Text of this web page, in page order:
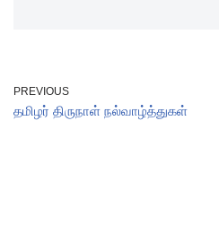
PREVIOUS
தமிழர் திருநாள் நல்வாழ்த்துகள்